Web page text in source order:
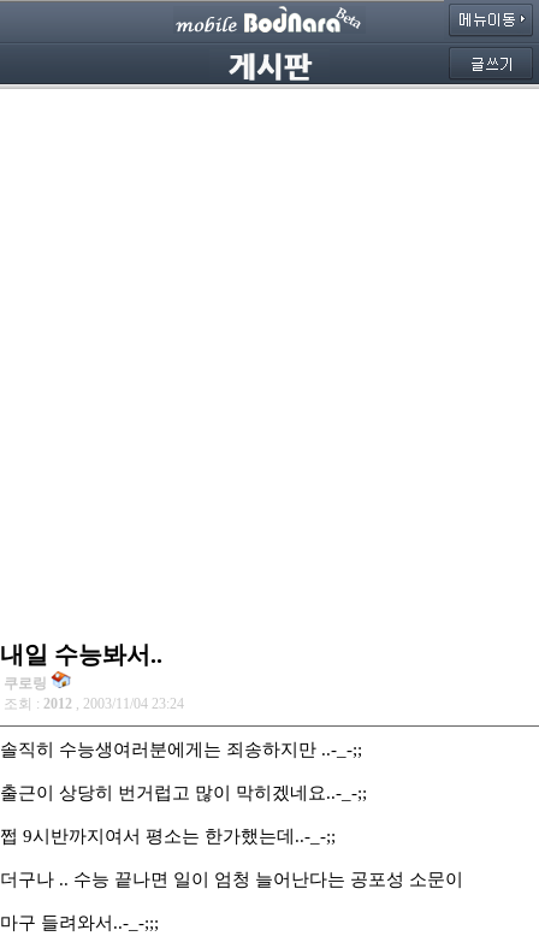
내일 수능봐서..
쿠로링
조회 : 2012 , 2003/11/04 23:24
솔직히 수능생여러분에게는 죄송하지만 ..-_-;;
출근이 상당히 번거럽고 많이 막히겠네요..-_-;;
쩝 9시반까지여서 평소는 한가했는데..-_-;;
더구나 .. 수능 끝나면 일이 엄청 늘어난다는 공포성 소문이
마구 들려와서..-_-;;;